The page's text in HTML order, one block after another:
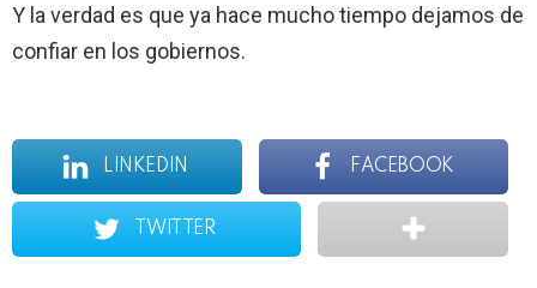
Y la verdad es que ya hace mucho tiempo dejamos de
confiar en los gobiernos.
LINKEDIN FACEBOOK
TWITTER